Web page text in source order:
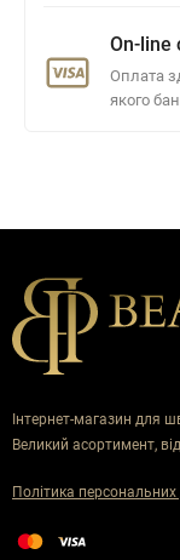
On-line
Оплата
якого
Інтернет-магазин для
Великий асортимент,
Політика